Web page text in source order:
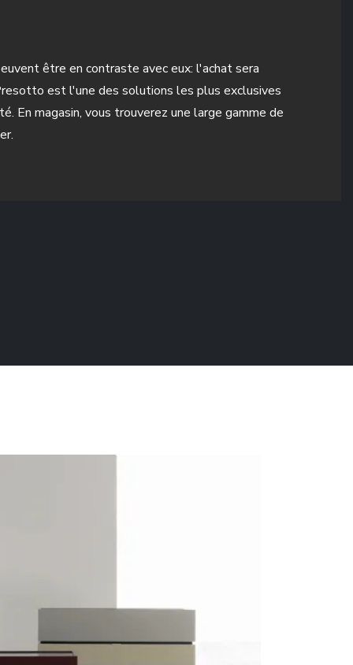
être en contraste avec eux: l'achat sera
est l'une des solutions les plus exclusives
En magasin, vous trouverez une large gamme de